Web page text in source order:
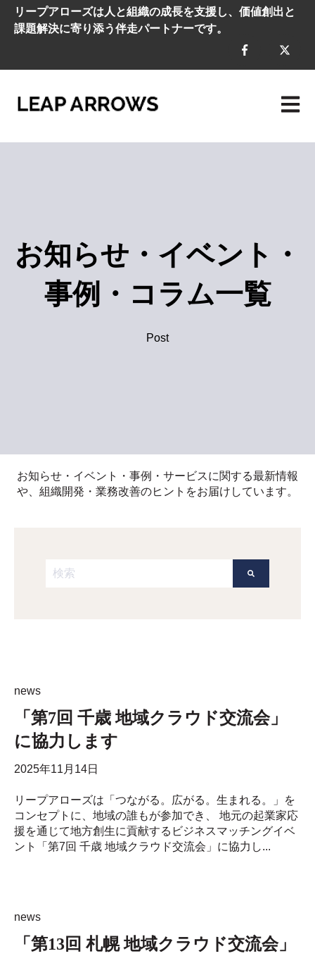
リープアローズは人と組織の成長を支援し、価値創出と
課題解決に寄り添う伴走パートナーです。
メイ
お知らせ・イベント・
事例・コラム一覧
Post
お知らせ・イベント・事例・サービスに関する最新情報
や、組織開発・業務改善のヒントをお届けしています。
これは、自動候補機能付きの検索フィールドです。
news
「第7回 千歳 地域クラウド交流会」
に協力します
2025年11月14日
リープアローズは「つながる。広がる。生まれる。」を
コンセプトに、地域の誰もが参加でき、 地元の起業家応
援を通じて地方創生に貢献するビジネスマッチングイベ
ント「第7回 千歳 地域クラウド交流会」に協力し...
news
「第13回 札幌 地域クラウド交流会」